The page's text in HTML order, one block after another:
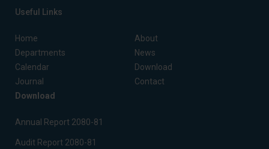
Useful Links
Home
About
Departments
News
Calendar
Download
Journal
Contact
Download
Annual Report 2080-81
Audit Report 2080-81